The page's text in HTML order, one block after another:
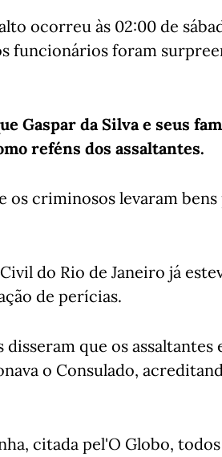
ocorreu às 02:00 de
funcionários foram
Gaspar da Silva e seus
reféns dos assaltantes.
criminosos levaram bens
do Rio de Janeiro já
de perícias.
que os assaltantes
o Consulado,
citada pel'O Globo,